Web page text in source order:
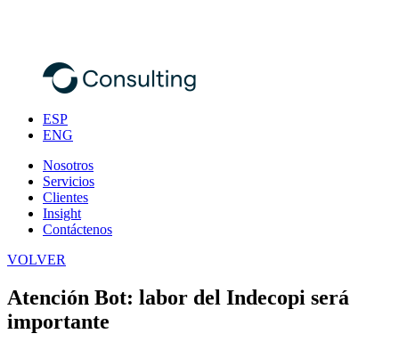
ESP
ENG
Nosotros
Servicios
Clientes
Insight
Contáctenos
VOLVER
Atención Bot: labor del Indecopi será
importante